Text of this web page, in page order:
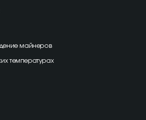
майнеров
температурах